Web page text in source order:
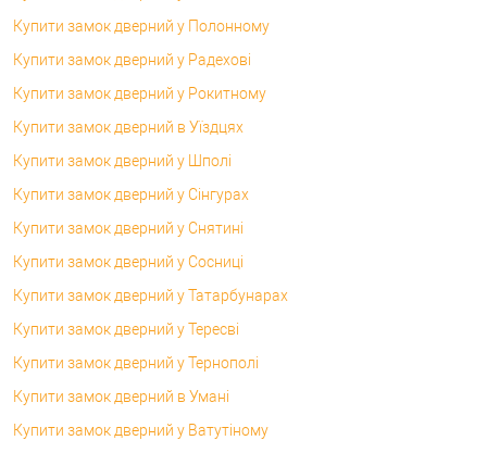
Купити замок дверний у Полонному
Купити замок дверний у Радехові
Купити замок дверний у Рокитному
Купити замок дверний в Уїздцях
Купити замок дверний у Шполі
Купити замок дверний у Сінгурах
Купити замок дверний у Снятині
Купити замок дверний у Сосниці
Купити замок дверний у Татарбунарах
Купити замок дверний у Тересві
Купити замок дверний у Тернополі
Купити замок дверний в Умані
Купити замок дверний у Ватутіному